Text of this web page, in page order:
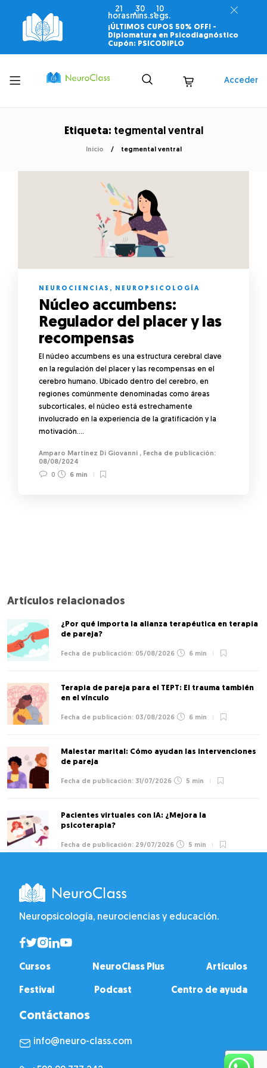
21
horas
30
mins.
10
segs.
¡ÚLTIMOS CUPOS 50% OFF! -
Diplomatura en Psicodiagnóstico
Cupón: PSICODIPLO
Toggle
menu
Acceder
Etiqueta: tegmental ventral
Inicio tegmental ventral
NEUROCIENCIAS , NEUROPSICOLOGÍA
Núcleo accumbens:
Regulador del placer y las
recompensas
El núcleo accumbens es una estructura cerebral clave
en la regulación del placer y las recompensas en el
cerebro humano. Ubicado dentro del cerebro, en
regiones comúnmente denominadas como áreas
subcorticales, el núcleo está estrechamente
involucrado en la experiencia de la gratificación y la
motivación….
Amparo Martínez Di Giovanni ,
08/08/2024
0
6 min
Artículos relacionados
¿Por qué importa la alianza terapéutica en terapia
de pareja?
05/08/2026 6 min
Terapia de pareja para el TEPT: El trauma también
en el vínculo
03/08/2026 6 min
Malestar marital: Cómo ayudan las intervenciones
de pareja
31/07/2026 5 min
Pacientes virtuales con IA: ¿Mejora la
psicoterapia?
29/07/2026 5 min
Neuropsicología, neurociencias y educación.
Cursos NeuroClass Plus Artículos
Festival Podcast Centro de ayuda
Contáctanos
info@neuro-class.com